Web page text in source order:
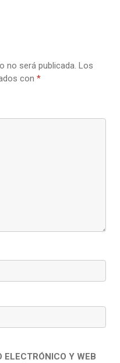
no será publicada. Los
con *
ELECTRÓNICO Y WEB